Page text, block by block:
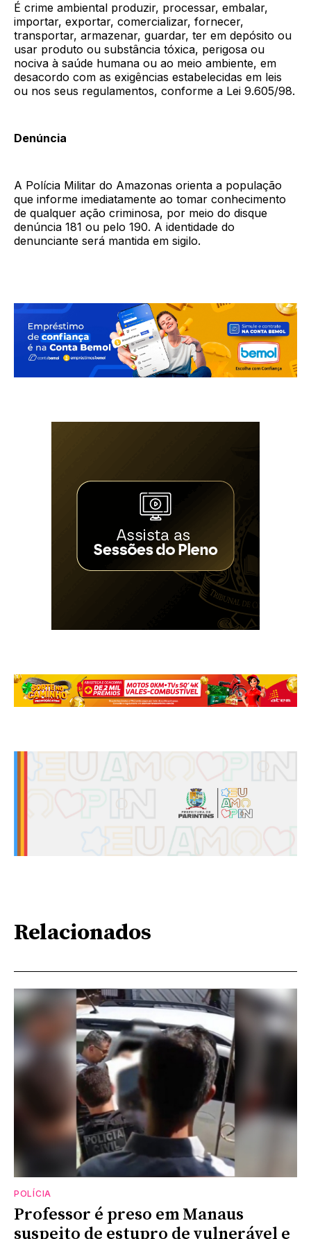
É crime ambiental produzir, processar, embalar,
importar, exportar, comercializar, fornecer,
transportar, armazenar, guardar, ter em depósito ou
usar produto ou substância tóxica, perigosa ou
nociva à saúde humana ou ao meio ambiente, em
desacordo com as exigências estabelecidas em leis
ou nos seus regulamentos, conforme a Lei 9.605/98.
Denúncia
A Polícia Militar do Amazonas orienta a população
que informe imediatamente ao tomar conhecimento
de qualquer ação criminosa, por meio do disque
denúncia 181 ou pelo 190. A identidade do
denunciante será mantida em sigilo.
Relacionados
POLÍCIA
Professor é preso em Manaus
suspeito de estupro de vulnerável e